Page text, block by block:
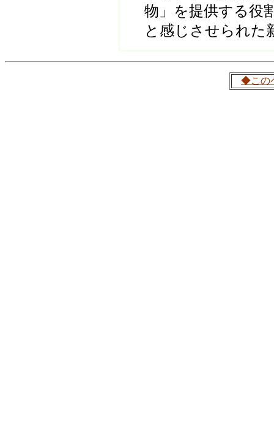
物」を提供する役
と感じさせられた
◆この